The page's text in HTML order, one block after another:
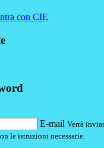
con CIE
E-mail Verrà
le istruzioni necessarie.